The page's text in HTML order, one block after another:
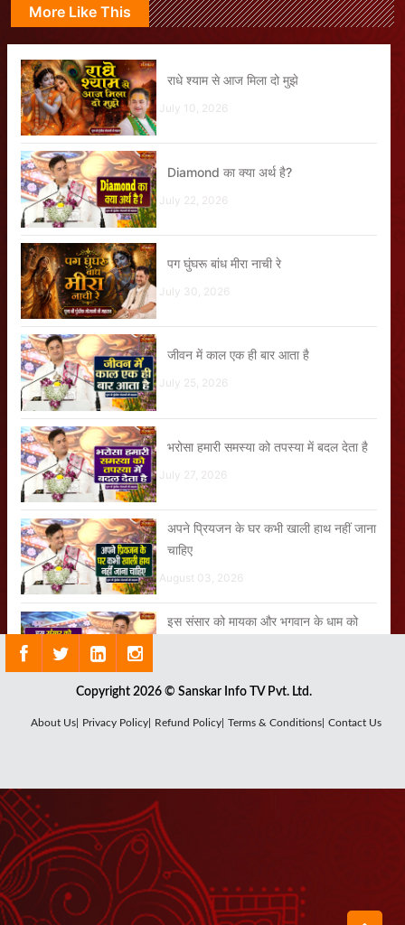
More Like This
राधे श्याम से आज मिला दो मुझे
July 10, 2026
Diamond का क्या अर्थ है?
July 22, 2026
पग घुंघरू बांध मीरा नाची रे
July 30, 2026
जीवन में काल एक ही बार आता है
July 25, 2026
भरोसा हमारी समस्या को तपस्या में बदल देता है
July 27, 2026
अपने प्रियजन के घर कभी खाली हाथ नहीं जाना
चाहिए
August 03, 2026
इस संसार को मायका और भगवान के धाम को
True Leadership के लिए क्या आवश्यक है?
July 17, 2026
जब कैकेयी को लक्ष्मण जी ने दिया धन्यवाद
Copyright 2026 © Sanskar Info TV Pvt. Ltd.
About Us| Privacy Policy| Refund Policy| Terms & Conditions| Contact Us